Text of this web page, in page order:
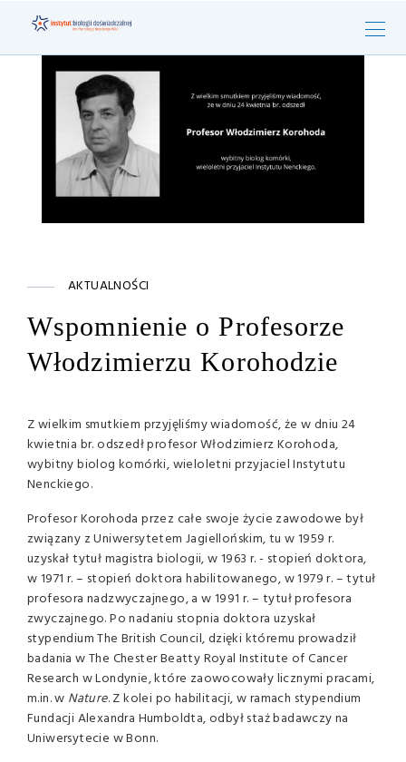
AKTUALNOŚCI
Wspomnienie o Profesorze
Włodzimierzu Korohodzie
Z wielkim smutkiem przyjęliśmy wiadomość, że w dniu 24
kwietnia br. odszedł profesor Włodzimierz Korohoda,
wybitny biolog komórki, wieloletni przyjaciel Instytutu
Nenckiego.
Profesor Korohoda przez całe swoje życie zawodowe był
związany z Uniwersytetem Jagiellońskim, tu w 1959 r.
uzyskał tytuł magistra biologii, w 1963 r. - stopień doktora,
w 1971 r. – stopień doktora habilitowanego, w 1979 r. – tytuł
profesora nadzwyczajnego, a w 1991 r. – tytuł profesora
zwyczajnego. Po nadaniu stopnia doktora uzyskał
stypendium The British Council, dzięki któremu prowadził
badania w The Chester Beatty Royal Institute of Cancer
Research w Londynie, które zaowocowały licznymi pracami,
m.in. w Nature. Z kolei po habilitacji, w ramach stypendium
Fundacji Alexandra Humboldta, odbył staż badawczy na
Uniwersytecie w Bonn.